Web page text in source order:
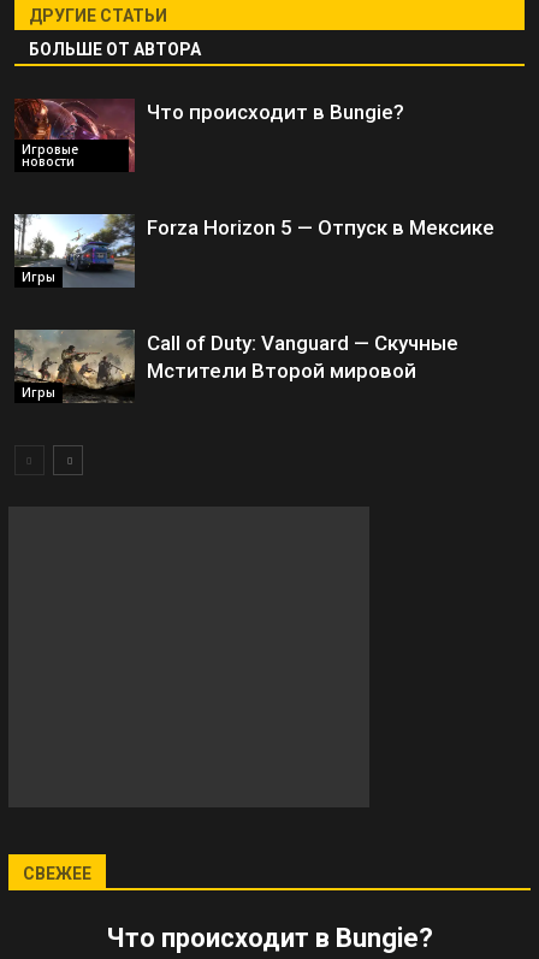
ДРУГИЕ СТАТЬИ
БОЛЬШЕ ОТ АВТОРА
Игровые
новости
Что происходит в Bungie?
Игры
Forza Horizon 5 — Отпуск в Мексике
Игры
Call of Duty: Vanguard — Скучные
Мстители Второй мировой
СВЕЖЕЕ
Что происходит в Bungie?